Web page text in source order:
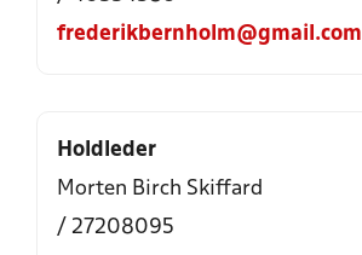
frederikbernholm@gmail.com
Holdleder
Morten Birch Skiffard
/ 27208095